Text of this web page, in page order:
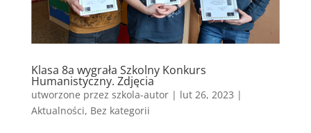
Klasa 8a wygrała Szkolny Konkurs
Humanistyczny. Zdjęcia
utworzone przez szkola-autor| lut 26, 2023 |
Aktualności, Bez kategorii